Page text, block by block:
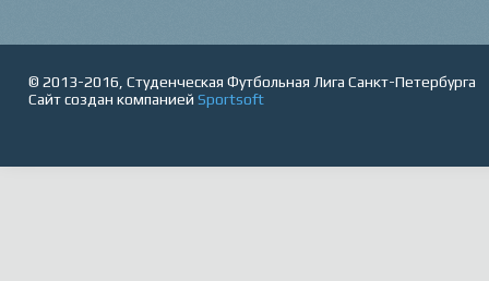
© 2013-2016, Студенческая Футбольная Лига Санкт-Петербурга
Сайт создан компанией Sportsoft